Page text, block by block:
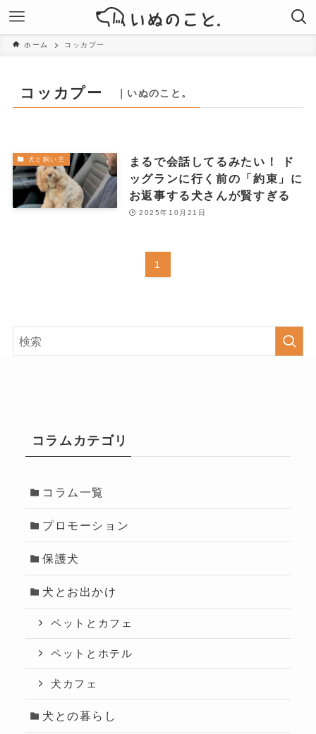
ホーム コッカプー
コッカプー ｜いぬのこと。
犬と飼い主
まるで会話してるみたい！ ド
ッグランに行く前の「約束」に
お返事する犬さんが賢すぎる
2025年10月21日
1
コラムカテゴリ
コラム一覧
プロモーション
保護犬
犬とお出かけ
ペットとカフェ
ペットとホテル
犬カフェ
犬との暮らし